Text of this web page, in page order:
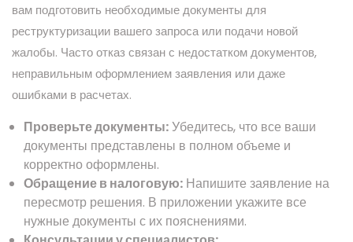
вам подготовить необходимые документы для
реструктуризации вашего запроса или подачи новой
жалобы. Часто отказ связан с недостатком документов,
неправильным оформлением заявления или даже
ошибками в расчетах.
Проверьте документы:Убедитесь, что все ваши
документы представлены в полном объеме и
корректно оформлены.
Обращение в налоговую: Напишите заявление на
пересмотр решения. В приложении укажите все
нужные документы с их пояснениями.